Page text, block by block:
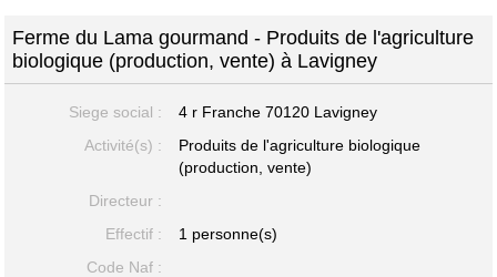
Ferme du Lama gourmand - Produits de l'agriculture
biologique (production, vente) à Lavigney
Siege social : 4 r Franche70120 Lavigney
Activité(s) :
Produits de l'agriculture biologique
(production, vente)
Directeur :
Effectif :
1 personne(s)
Code Naf :